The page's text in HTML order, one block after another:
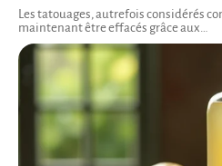
Les tatouages, autrefois considérés
maintenant être effacés grâce aux